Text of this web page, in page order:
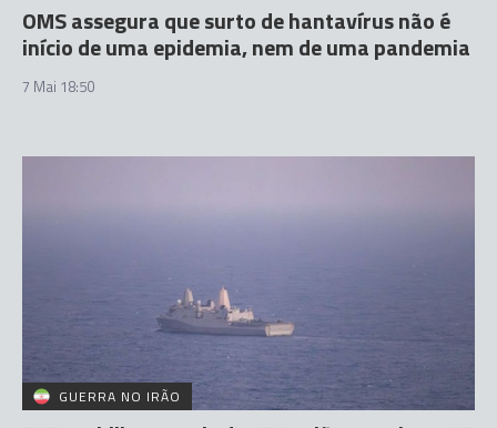
OMS assegura que surto de hantavírus não é
início de uma epidemia, nem de uma pandemia
7 Mai 18:50
GUERRA NO IRÃO